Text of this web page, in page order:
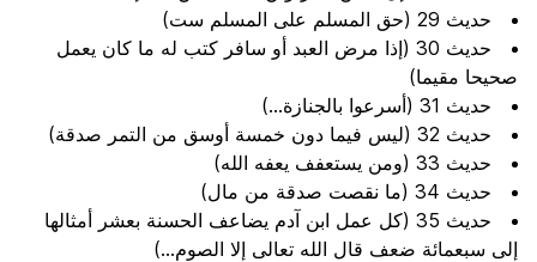
حديث 29 (حق المسلم على المسلم ست)
حديث 30 (إذا مرض العبد أو سافر كتب له ما كان يعمل
صحيحا مقيما)
حديث 31 (أسرعوا بالجنازة...)
حديث 32 (ليس فيما دون خمسة أوسق من التمر صدقة)
حديث 33 (ومن يستعفف يعفه الله)
حديث 34 (ما نقصت صدقة من مال)
حديث 35 (كل عمل ابن آدم يضاعف الحسنة بعشر أمثالها
إلى سبعمائة ضعف قال الله تعالى إلا الصوم...)